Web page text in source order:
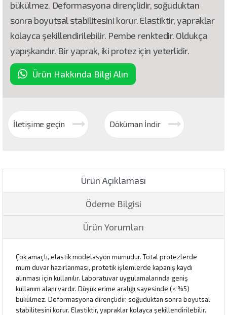
bükülmez. Deformasyona dirençlidir, soğuduktan
sonra boyutsal stabilitesini korur. Elastiktir, yapraklar
kolayca şekillendirilebilir. Pembe renktedir. Oldukça
yapışkandır. Bir yaprak, iki protez için yeterlidir.
Ürün Hakkında Bilgi Alın
İletişime geçin Döküman İndir
Ürün Açıklaması
Ödeme Bilgisi
Ürün Yorumları
Çok amaçlı, elastik modelasyon mumudur. Total protezlerde
mum duvar hazırlanması, protetik işlemlerde kapanış kaydı
alınması için kullanılır. Laboratuvar uygulamalarında geniş
kullanım alanı vardır. Düşük erime aralığı sayesinde (< %5)
bükülmez. Deformasyona dirençlidir, soğuduktan sonra boyutsal
stabilitesini korur. Elastiktir, yapraklar kolayca şekillendirilebilir.